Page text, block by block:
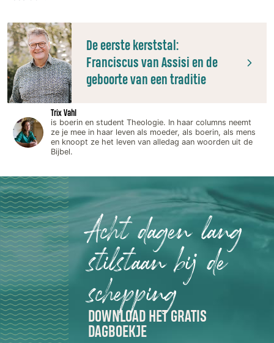
De eerste kerststal:
Franciscus van Assisi en de
geboorte van een traditie
Trix Vahl
is boerin en student Theologie. In haar columns neemt
ze je mee in haar leven als moeder, als boerin, als mens
en knoopt ze het leven van alledag aan woorden uit de
Bijbel.
Acht dagen lang
stilstaan bij de
schepping
DOWNLOAD HET GRATIS
DAGBOEKJE